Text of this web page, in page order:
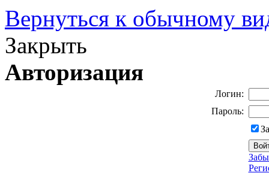
Вернуться к обычному
Закрыть
Авторизация
Логин:
Пароль: